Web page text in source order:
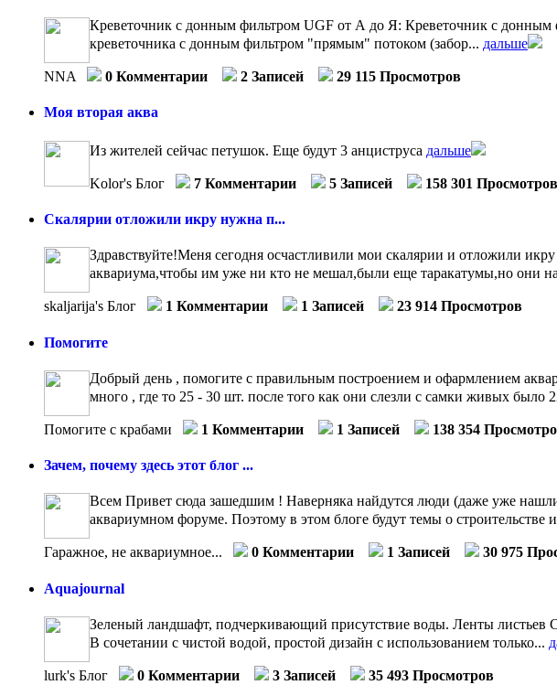
Креветочник с донным фильтром UGF от А до Я: Креветочник с донным
креветочника с донным фильтром "прямым" потоком (забор... дальше
NNA 0 Комментарии 2 Записей 29 115 Просмотров
Моя вторая аква
Из жителей сейчас петушок. Еще будут 3 анциструса дальше
Kolor's Блог 7 Комментарии 5 Записей 158 301 Просмотров
Скалярии отложили икру нужна п...
Здравствуйте!Меня сегодня осчастливили мои скалярии и отложили
аквариума,чтобы им уже ни кто не мешал,были еще таракатумы,но они
skaljarija's Блог 1 Комментарии 1 Записей 23 914 Просмотров
Помогите
Добрый день , помогите с правильным построением и офармлением
много , где то 25 - 30 шт. после того как они слезли с самки живых было
Помогите с крабами 1 Комментарии 1 Записей 138 354
Зачем, почему здесь этот блог ...
Всем Привет сюда зашедшим ! Наверняка найдутся люди (даже уже
аквариумном форуме. Поэтому в этом блоге будут темы о строительстве
Гаражное, не аквариумное... 0 Комментарии 1 Записей 30 975
Aquajournal
Зеленый ландшафт, подчеркивающий присутствие воды. Ленты листьев
В сочетании с чистой водой, простой дизайн с использованием только...
lurk's Блог 0 Комментарии 3 Записей 35 493 Просмотров